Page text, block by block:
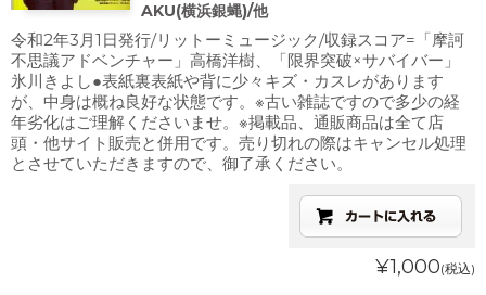
AKU(横浜銀蝿)/他
令和2年3月1日発行/リットーミュージック/収録スコア=「摩訶
不思議アドベンチャー」高橋洋樹、「限界突破×サバイバー」
氷川きよし●表紙裏表紙や背に少々キズ・カスレがあります
が、中身は概ね良好な状態です。※古い雑誌ですので多少の経
年劣化はご理解くださいませ。※掲載品、通販商品は全て店
頭・他サイト販売と併用です。売り切れの際はキャンセル処理
とさせていただきますので、御了承ください。
¥1,000(税込)